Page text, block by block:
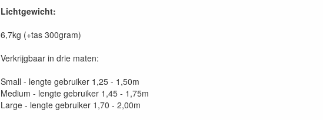
Lichtgewicht:
6,7kg (+tas 300gram)
Verkrijgbaar in drie maten:
Small - lengte gebruiker 1,25 - 1,50m
Medium - lengte gebruiker 1,45 - 1,75m
Large - lengte gebruiker 1,70 - 2,00m